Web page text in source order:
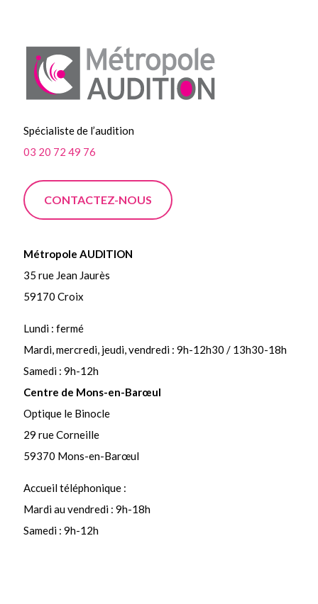
Spécialiste de l’audition
03 20 72 49 76
CONTACTEZ-NOUS
Métropole AUDITION
35 rue Jean Jaurès
59170 Croix
Lundi : fermé
Mardi, mercredi, jeudi, vendredi : 9h-12h30 / 13h30-18h
Samedi : 9h-12h
Centre de Mons-en-Barœul
Optique le Binocle
29 rue Corneille
59370 Mons-en-Barœul
Accueil téléphonique :
Mardi au vendredi : 9h-18h
Samedi : 9h-12h